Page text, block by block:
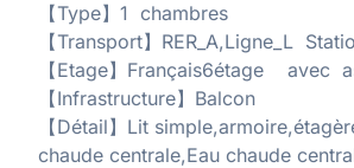
【Type】1 chambres
【Transport】RER_A,Ligne_L
【Etage】Français6étage avec
【Infrastructure】Balcon
【Détail】Lit
chaude centrale,Eau chaude